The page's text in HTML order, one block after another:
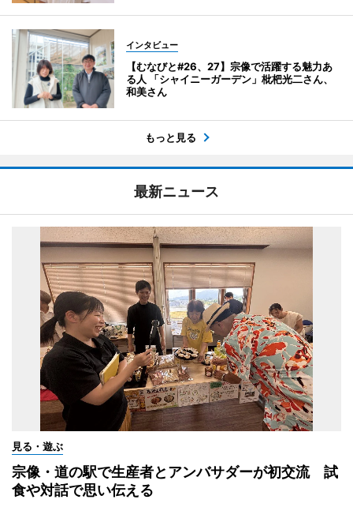
インタビュー
【むなびと#26、27】宗像で活躍する魅力あ
る人 「シャイニーガーデン」枇杷光二さん、
和美さん
もっと見る
最新ニュース
見る・遊ぶ
宗像・道の駅で生産者とアンバサダーが初交流 試
食や対話で思い伝える